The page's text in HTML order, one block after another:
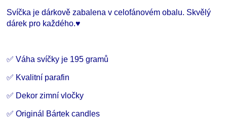
Svíčka je dárkově zabalena v celofánovém obalu. Skvělý
dárek pro každého.♥
✅ Váha svíčky je 195 gramů
✅ Kvalitní parafin
✅ Dekor zimní vločky
✅ Originál Bártek candles